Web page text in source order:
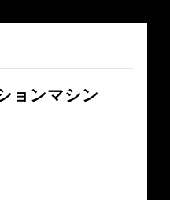
ョンマシン